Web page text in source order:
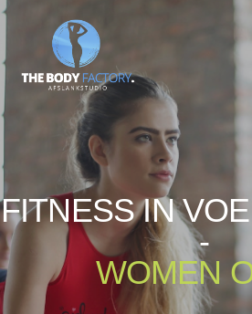
FITNESS IN
-
WOMEN